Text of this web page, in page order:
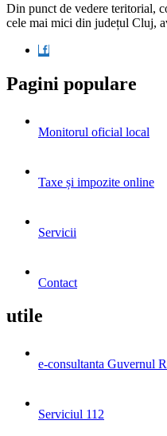
Din punct de vedere teritorial,
cele mai mici din județul Cluj,
Pagini populare
Monitorul oficial local
Taxe și impozite online
Servicii
Contact
utile
e-consultanta Guvernul
Serviciul 112